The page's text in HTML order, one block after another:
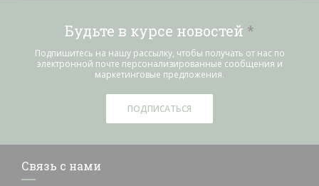
Будьте в курсе новостей *
Подпишитесь на нашу рассылку, чтобы получать от нас по
электронной почте персонализированные сообщения и
маркетинговые предложения.
ПОДПИСАТЬСЯ
Связь с нами